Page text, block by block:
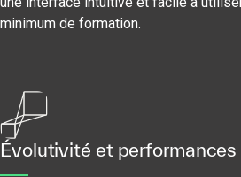
minimum de formation.
Évolutivité et performances